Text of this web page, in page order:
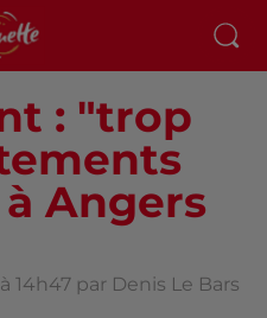
: "trop
Angers
14h47 par Denis Le Bars